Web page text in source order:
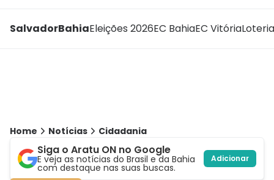
SalvadorBahiaEleições 2026EC BahiaEC Vitória
Home Notícias Cidadania
Siga o Aratu ON no Google
E veja as notícias do Brasil e da Bahia
com destaque nas suas buscas.
Adicionar